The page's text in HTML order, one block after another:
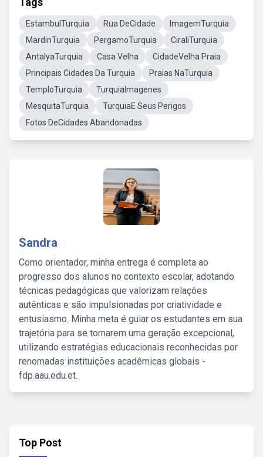
EstambulTurquia Rua DeCidade
ImagemTurquia
MardinTurquia
PergamoTurquia
CiraliTurquia
AntalyaTurquia
Casa Velha
CidadeVelha Praia
Principais Cidades Da Turquia
Praias NaTurquia
TemploTurquia
TurquiaImagenes
MesquitaTurquia
TurquiaE Seus Perigos
Fotos DeCidades Abandonadas
Sandra
Como orientador, minha entrega é completa ao
progresso dos alunos no contexto escolar, adotando
técnicas pedagógicas que valorizam relações
autênticas e são impulsionadas por criatividade e
entusiasmo. Minha meta é guiar os estudantes em sua
trajetória para se tornarem uma geração excepcional,
utilizando estratégias educacionais reconhecidas por
renomadas instituições acadêmicas globais -
fdp.aau.edu.et.
Top Post